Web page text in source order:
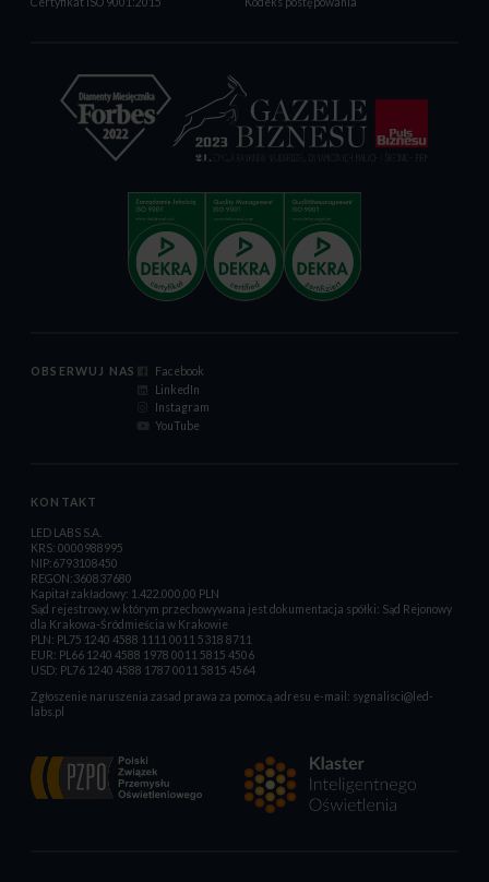
OBSERWUJ NAS
Facebook
LinkedIn
Instagram
YouTube
KONTAKT
LED LABS S.A.
KRS: 0000988995
NIP:6793108450
REGON:360837680
Kapitał zakładowy: 1.422.000,00 PLN
Sąd rejestrowy, w którym przechowywana jest dokumentacja spółki: Sąd Rejonowy
dla Krakowa-Śródmieścia w Krakowie
PLN: PL75 1240 4588 1111 0011 5318 8711
EUR: PL66 1240 4588 1978 0011 5815 4506
USD: PL76 1240 4588 1787 0011 5815 4564
Zgłoszenie naruszenia zasad prawa za pomocą adresu e-mail: sygnalisci@led-
labs.pl